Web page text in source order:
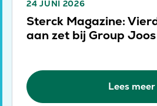
24 JUNI 2026
Sterck Magazine:
aan zet bij Group Joos
Lees meer